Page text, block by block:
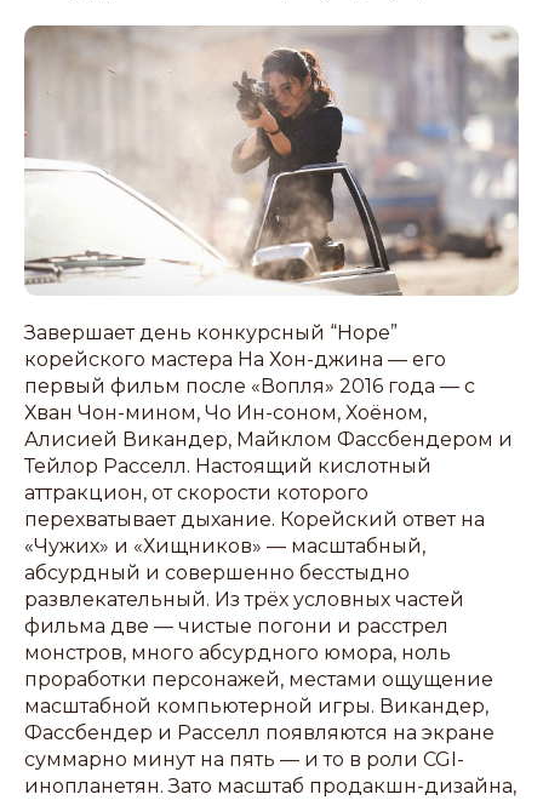
Завершает день конкурсный “Hope”
корейского мастера На Хон-джина — его
первый фильм после «Вопля» 2016 года — с
Хван Чон-мином, Чо Ин-соном, Хоёном,
Алисией Викандер, Майклом Фассбендером и
Тейлор Расселл. Настоящий кислотный
аттракцион, от скорости которого
перехватывает дыхание. Корейский ответ на
«Чужих» и «Хищников» — масштабный,
абсурдный и совершенно бесстыдно
развлекательный. Из трёх условных частей
фильма две — чистые погони и расстрел
монстров, много абсурдного юмора, ноль
проработки персонажей, местами ощущение
масштабной компьютерной игры. Викандер,
Фассбендер и Расселл появляются на экране
суммарно минут на пять — и то в роли CGI-
инопланетян. Зато масштаб продакшн-дизайна,